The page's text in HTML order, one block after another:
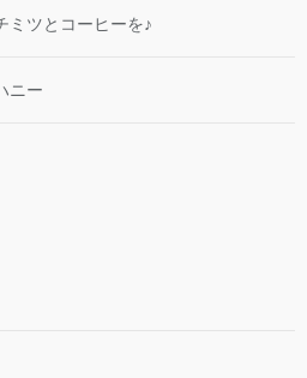
ミツとコーヒーを♪
ニー